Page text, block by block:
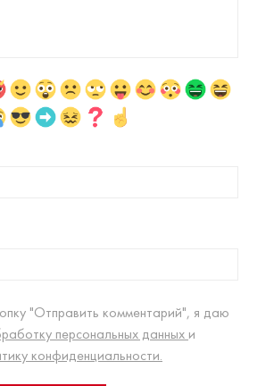
"Отправить комментарий", я даю
персональных данных и
конфиденциальности.